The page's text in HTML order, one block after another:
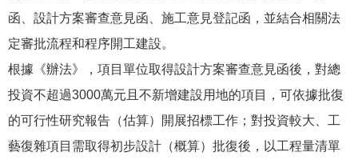
函、設計方案審查意見函、施工意見登記函，並結合相關法
定審批流程和程序開工建設。
根據《辦法》，項目單位取得設計方案審查意見函後，對總
投資不超過3000萬元且不新增建設用地的項目，可依據批復
的可行性研究報告（估算）開展招標工作；對投資較大、工
藝復雜項目需取得初步設計（概算）批復後，以工程量清單